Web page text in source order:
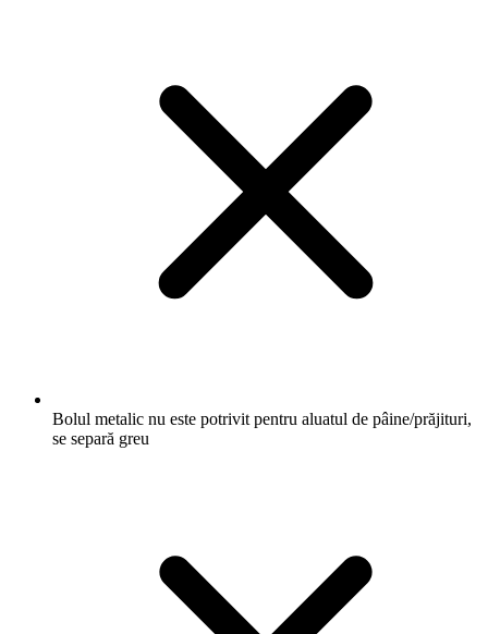
Bolul metalic nu este potrivit pentru aluatul de pâine/prăjituri,
se separă greu